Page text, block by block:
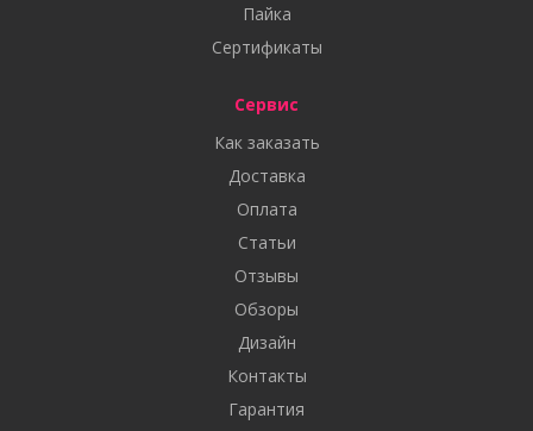
Пайка
Сертификаты
Сервис
Как заказать
Доставка
Оплата
Статьи
Отзывы
Обзоры
Дизайн
Контакты
Гарантия